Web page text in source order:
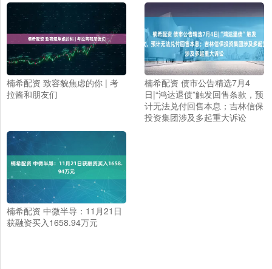
楠希配资 致容貌焦虑的你 | 考
拉酱和朋友们
楠希配资 债市公告精选7月4
日|“鸿达退债”触发回售条款，预
计无法兑付回售本息；吉林信保
投资集团涉及多起重大诉讼
楠希配资 中微半导：11月21日
获融资买入1658.94万元